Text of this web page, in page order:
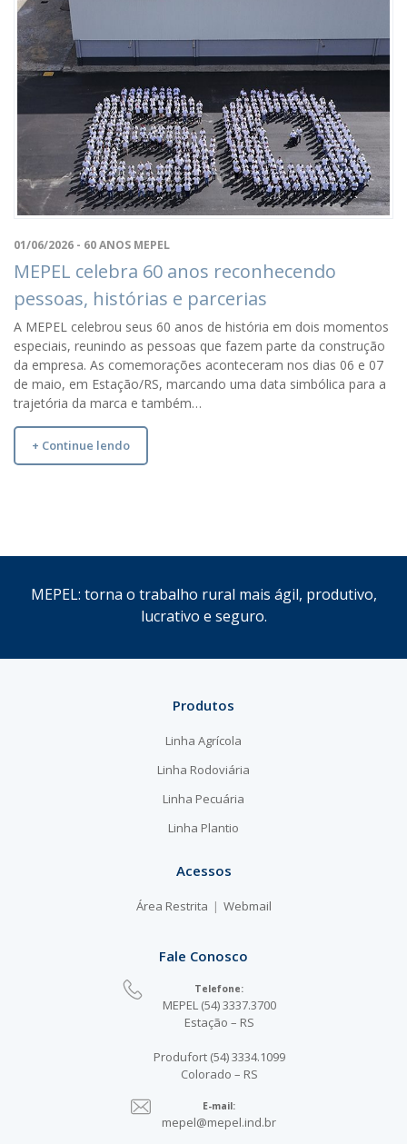
01/06/2026 - 60 ANOS MEPEL
MEPEL celebra 60 anos reconhecendo
pessoas, histórias e parcerias
A MEPEL celebrou seus 60 anos de história em dois momentos
especiais, reunindo as pessoas que fazem parte da construção
da empresa. As comemorações aconteceram nos dias 06 e 07
de maio, em Estação/RS, marcando uma data simbólica para a
trajetória da marca e também…
+ Continue lendo
MEPEL: torna o trabalho rural mais ágil, produtivo,
lucrativo e seguro.
Produtos
Linha Agrícola
Linha Rodoviária
Linha Pecuária
Linha Plantio
Acessos
Área Restrita Webmail
Fale Conosco
Telefone:
MEPEL (54) 3337.3700
Estação – RS
Produfort (54) 3334.1099
Colorado – RS
E-mail:
mepel@mepel.ind.br